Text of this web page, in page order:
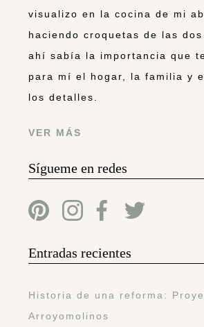
visualizo en la cocina de mi
haciendo croquetas de las
ahí sabía la importancia que
para mí el hogar, la familia y
los detalles.
VER MÁS
Sígueme en redes
Entradas recientes
Historia de una reforma:
Arroyomolinos